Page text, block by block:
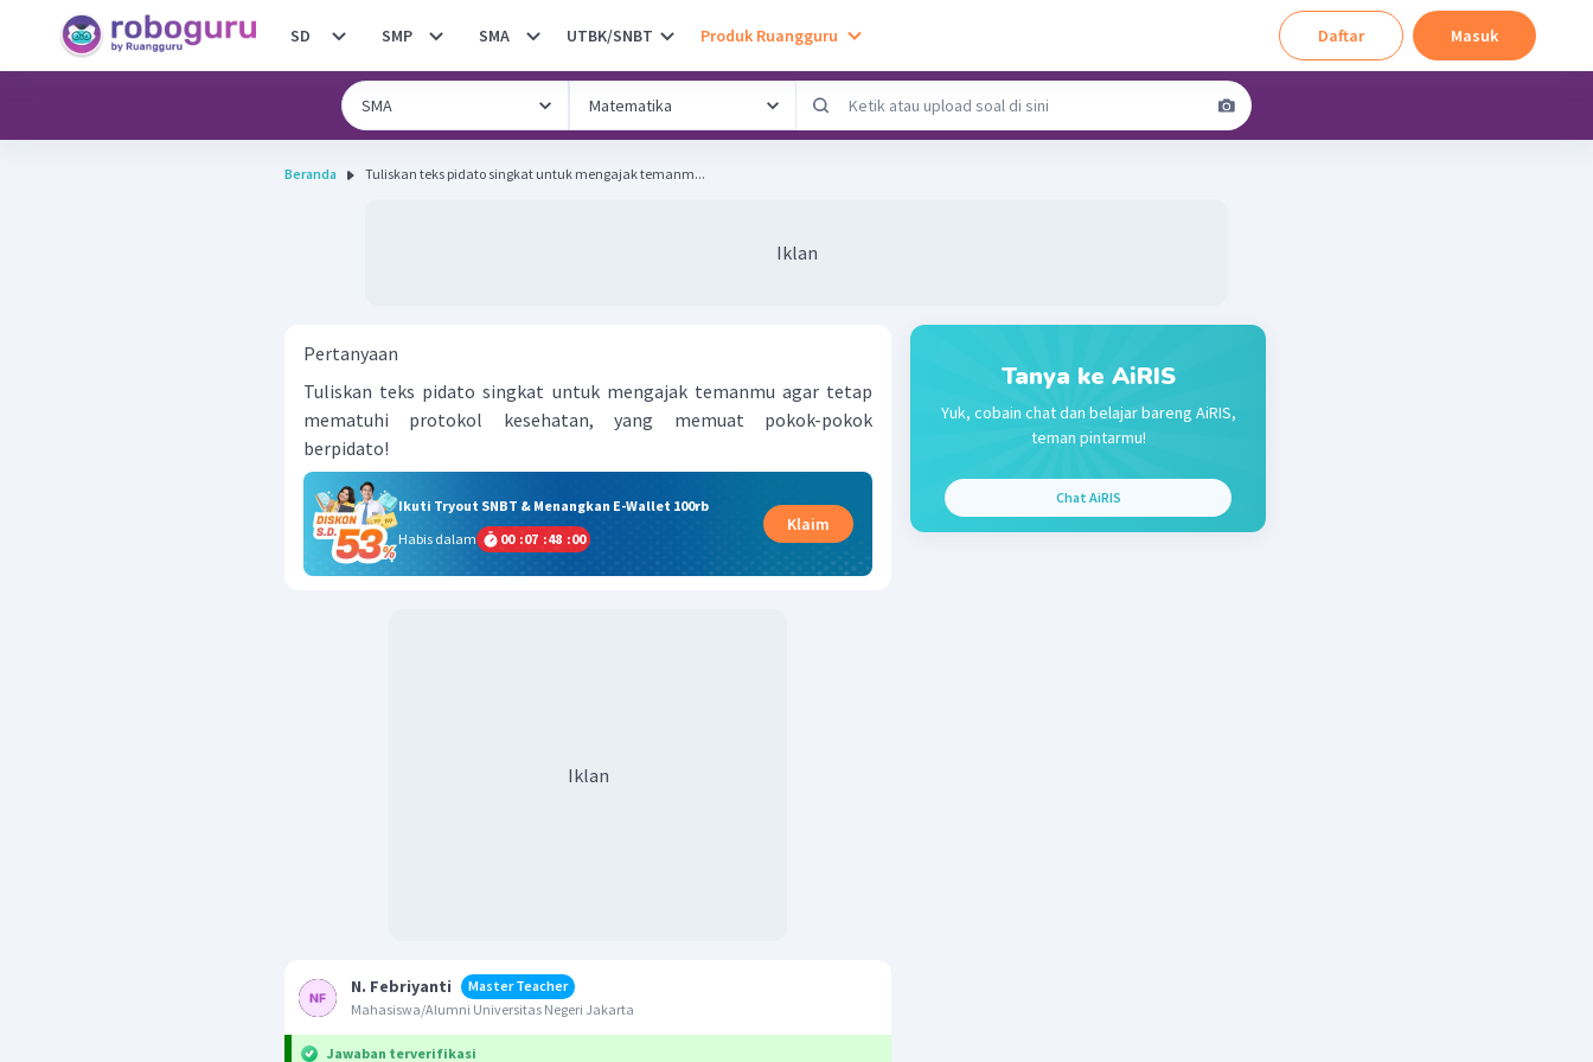
SD SMP SMA UTBK/SNBT Produk Ruangguru Daftar Masuk
Beranda Tuliskan teks pidato singkat untuk mengajak temanm...
Iklan
Pertanyaan
Tuliskan teks pidato singkat untuk mengajak temanmu agar tetap
mematuhi protokol kesehatan, yang memuat pokok-pokok
berpidato!
Ikuti Tryout SNBT & Menangkan E-Wallet 100rb
Habis dalam
00 :07 :47 :59
Klaim
Iklan
N. Febriyanti
Master Teacher
Mahasiswa/Alumni Universitas Negeri Jakarta
Jawaban terverifikasi
Tanya ke AiRIS
Yuk, cobain chat dan belajar bareng AiRIS,
teman pintarmu!
Chat AiRIS